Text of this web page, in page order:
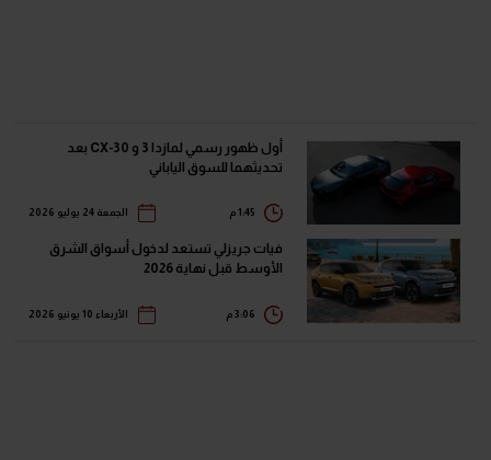
أول ظهور رسمي لمازدا 3 و CX-30 بعد
تحديثهما للسوق الياباني
الجمعة 24 يوليو 2026
فيات جريزلي تستعد لدخول أسواق الشرق
الأوسط قبل نهاية 2026
الأربعاء 10 يونيو 2026